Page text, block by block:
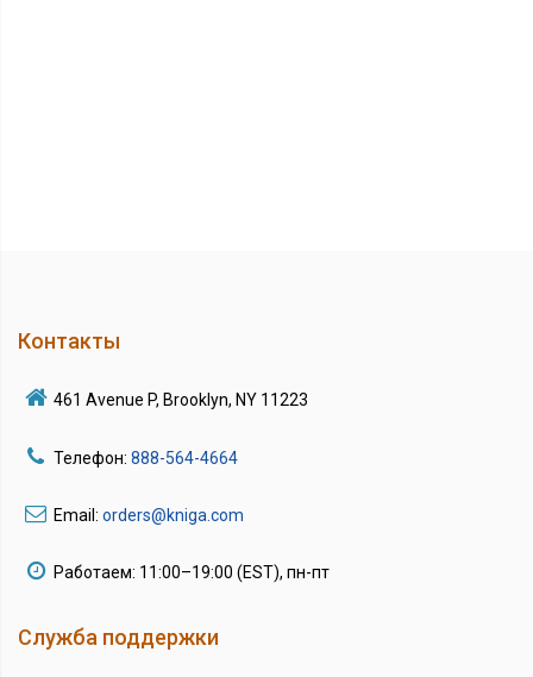
Контакты
461 Avenue P, Brooklyn, NY 11223
Телефон: 888-564-4664
Email: orders@kniga.com
Работаем: 11:00–19:00 (EST), пн-пт
Служба поддержки